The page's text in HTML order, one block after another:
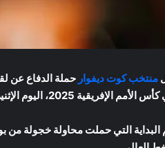
منتخب كوت ديفوار حملة الدفاع عن
2025، اليوم الإثنين 5 يناير 2026، ليؤكد جاهزيته لمراحل الحسم ويواصل مشواره بثقة نحو الأدوار المتقدمة.
البداية التي حملت محاولة خجولة من